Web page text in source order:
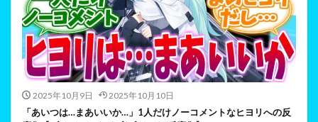
2025年10月9日 2025年10月10日
「あいつは…まあいいか…」1人だけノーコメントなヒヨリへの反